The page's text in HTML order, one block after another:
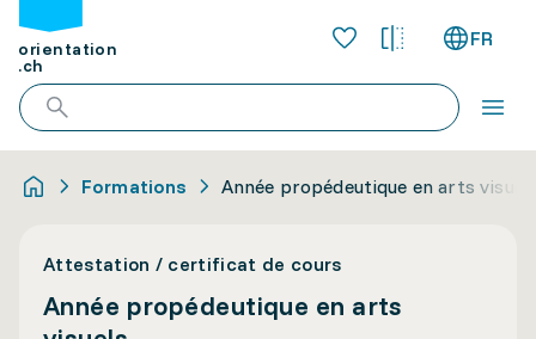
orientation
.ch
FR
Formations Année propédeutique en arts
Attestation / certificat de cours
Année propédeutique en arts